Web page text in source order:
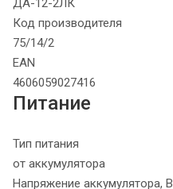
ДА-12-2ЛК
Код производителя
75/14/2
EAN
4606059027416
Питание
Тип питания
от аккумулятора
Напряжение аккумулятора, В